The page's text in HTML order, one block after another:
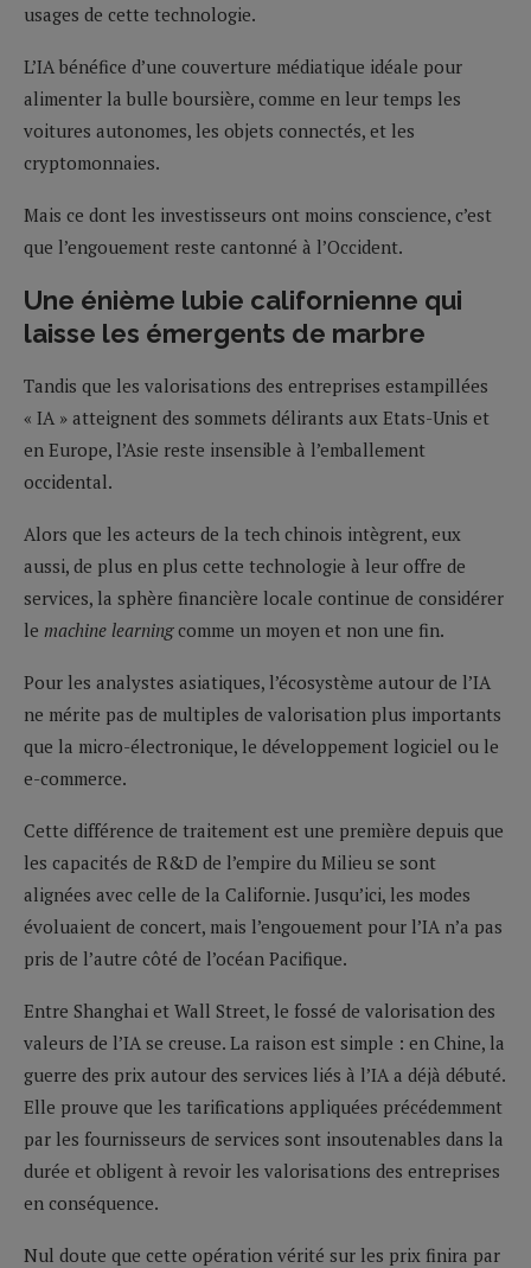
usages de cette technologie.
L’IA bénéfice d’une couverture médiatique idéale pour
alimenter la bulle boursière, comme en leur temps les
voitures autonomes, les objets connectés, et les
cryptomonnaies.
Mais ce dont les investisseurs ont moins conscience, c’est
que l’engouement reste cantonné à l’Occident.
Une énième lubie californienne qui
laisse les émergents de marbre
Tandis que les valorisations des entreprises estampillées
« IA » atteignent des sommets délirants aux Etats-Unis et
en Europe, l’Asie reste insensible à l’emballement
occidental.
Alors que les acteurs de la tech chinois intègrent, eux
aussi, de plus en plus cette technologie à leur offre de
services, la sphère financière locale continue de considérer
le machine learningcomme un moyen et non une fin.
Pour les analystes asiatiques, l’écosystème autour de l’IA
ne mérite pas de multiples de valorisation plus importants
que la micro-électronique, le développement logiciel ou le
e-commerce.
Cette différence de traitement est une première depuis que
les capacités de R&D de l’empire du Milieu se sont
alignées avec celle de la Californie. Jusqu’ici, les modes
évoluaient de concert, mais l’engouement pour l’IA n’a pas
pris de l’autre côté de l’océan Pacifique.
Entre Shanghai et Wall Street, le fossé de valorisation des
valeurs de l’IA se creuse. La raison est simple : en Chine, la
guerre des prix autour des services liés à l’IA a déjà débuté.
Elle prouve que les tarifications appliquées précédemment
par les fournisseurs de services sont insoutenables dans la
durée et obligent à revoir les valorisations des entreprises
en conséquence.
Nul doute que cette opération vérité sur les prix finira par